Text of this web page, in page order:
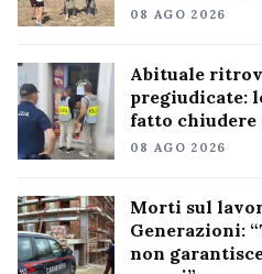
08 AGO 2026
Abituale
pregiudicate:
fatto
08 AGO 2026
Morti sul
Generazioni:
non